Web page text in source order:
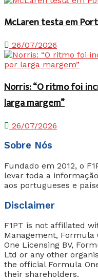
McLaren testa em
26/07/2026
Norris: “O ritmo foi
larga margem”
26/07/2026
Sobre Nós
Fundado em 2012, o
levar toda a
aos portugueses e
Disclaimer
F1PT is not affiliated
Management,
One Licensing BV,
Ltd or any other
the official Formula
their shareholders.